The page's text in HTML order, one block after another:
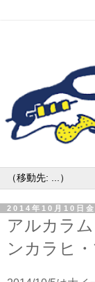
2014年10月10日金
アルカラ
ンカラヒ